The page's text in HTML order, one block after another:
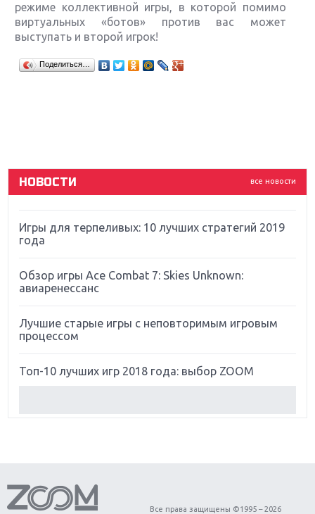
режиме коллективной игры, в которой помимо
виртуальных «ботов» против вас может
выступать и второй игрок!
Поделиться…
все новости
НОВОСТИ
Крупнейшие релизы мая: Nintendo, Microsoft и
Sony
Far Cry 5: хвалить нельзя ругать
Игры для терпеливых: 10 лучших стратегий 2019
года
Обзор игры Ace Combat 7: Skies Unknown:
авиаренессанс
Лучшие старые игры с неповторимым игровым
процессом
Топ-10 лучших игр 2018 года: выбор ZOOM
Обзор игры Forza Horizon 4: вершина эволюции
Все права защищены ©1995 – 2026